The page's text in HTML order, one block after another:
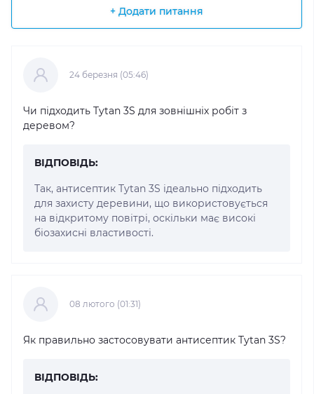
+ Додати питання
24 березня (05:46)
Чи підходить Tytan 3S для зовнішніх робіт з
деревом?
ВІДПОВІДЬ:
Так, антисептик Tytan 3S ідеально підходить
для захисту деревини, що використовується
на відкритому повітрі, оскільки має високі
біозахисні властивості.
08 лютого (01:31)
Як правильно застосовувати антисептик Tytan 3S?
ВІДПОВІДЬ: